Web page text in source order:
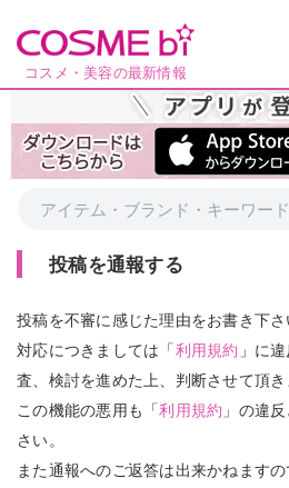
コスメ・美容の最新情報
投稿を通報する
投稿を不審に感じた理由をお書き下さ
対応につきましては「利用規約 」に
査、検討を進めた上、判断させて頂き
この機能の悪用も「利用規約 」の違
さい。
また通報へのご返答は出来かねますの